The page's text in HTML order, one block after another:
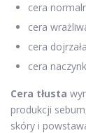
cera
cera
cera
cera
Cera tłusta
produkcji
skóry i